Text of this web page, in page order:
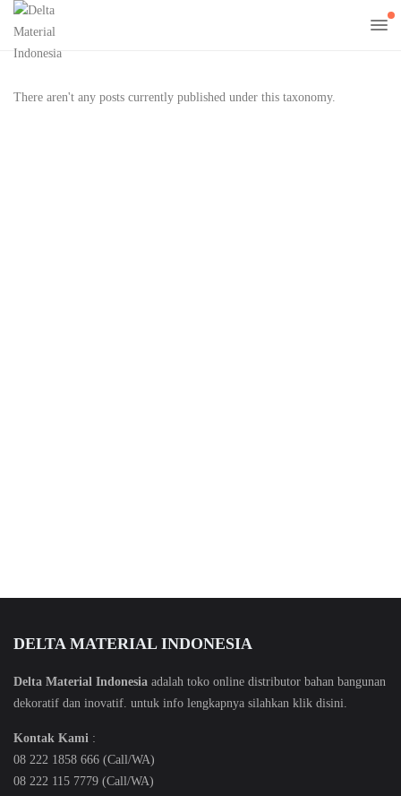
There aren't any posts currently published under this taxonomy.
DELTA MATERIAL INDONESIA
Delta Material Indonesia adalah toko online distributor bahan bangunan
dekoratif dan inovatif. untuk info lengkapnya silahkan klik disini.
Kontak Kami :
08 222 1858 666 (Call/WA)
08 222 115 7779 (Call/WA)